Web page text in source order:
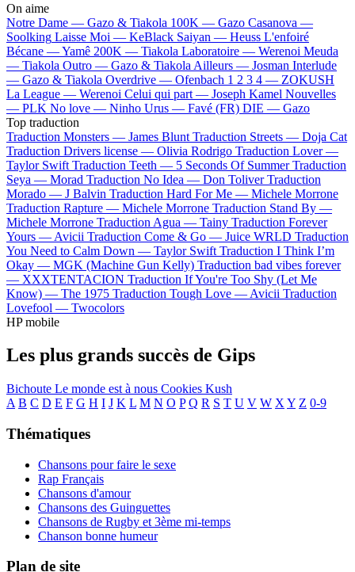
On aime
Notre Dame — Gazo & Tiakola 100K — Gazo Casanova —
Soolking Laisse Moi — KeBlack Saiyan — Heuss L'enfoiré
Bécane —Yamê 200K — Tiakola Laboratoire — Werenoi Meuda
— Tiakola Outro — Gazo & Tiakola Ailleurs — Josman Interlude
— Gazo & Tiakola Overdrive — Ofenbach 1 2 3 4 — ZOKUSH
La League — Werenoi Celui qui part — Joseph Kamel Nouvelles
— PLK No love — Ninho Urus — Favé (FR) DIE — Gazo
Top traduction
Traduction Monsters — James Blunt Traduction Streets — Doja Cat
Traduction Drivers license — Olivia Rodrigo Traduction Lover —
Taylor Swift Traduction Teeth — 5 Seconds Of Summer Traduction
Seya — Morad Traduction No Idea — Don Toliver Traduction
Morado — J Balvin Traduction Hard For Me — Michele Morrone
Traduction Rapture — Michele Morrone Traduction Stand By —
Michele Morrone Traduction Agua — Tainy Traduction Forever
Yours — Avicii Traduction Come & Go — Juice WRLD Traduction
You Need to Calm Down — Taylor Swift Traduction I Think I’m
Okay — MGK (Machine Gun Kelly) Traduction bad vibes forever
— XXXTENTACION Traduction If You're Too Shy (Let Me
Know) — The 1975 Traduction Tough Love — Avicii Traduction
Lovefool — Twocolors
HP mobile
Les plus grands succès de Gips
Bichoute Le monde est à nous Cookies Kush
A B C D E F G H I J K L M N O P Q R S T U V W X Y Z 0-9
Thématiques
Chansons pour faire le sexe
Rap Français
Chansons d'amour
Chansons des Guinguettes
Chansons de Rugby et 3ème mi-temps
Chanson bonne humeur
Plan de site